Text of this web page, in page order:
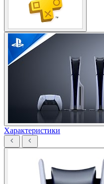
Характеристики